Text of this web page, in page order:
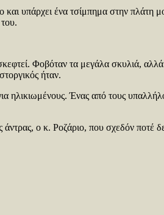
υπάρχει ένα τσίμπημα στην πλάτη
Φοβόταν τα μεγάλα σκυλιά,
ήταν.
ηλικιωμένους. Ένας από τους
ο κ. Ροζάριο, που σχεδόν ποτέ